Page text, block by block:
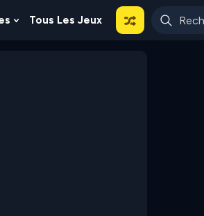
Show
Tous Les Jeux